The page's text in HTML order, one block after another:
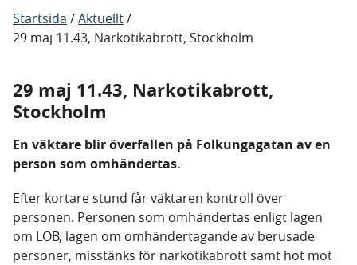
Startsida /Aktuellt/
29 maj 11.43, Narkotikabrott, Stockholm
29 maj 11.43, Narkotikabrott,
Stockholm
En väktare blir överfallen på Folkungagatan av en
person som omhändertas.
Efter kortare stund får väktaren kontroll över
personen. Personen som omhändertas enligt lagen
om LOB, lagen om omhändertagande av berusade
personer, misstänks för narkotikabrott samt hot mot